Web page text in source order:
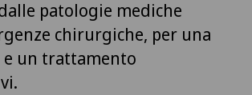
patologie mediche
chirurgiche, per una
un trattamento